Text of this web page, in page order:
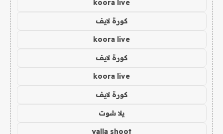
koora live
كورة لايف
koora live
كورة لايف
koora live
كورة لايف
يلا شوت
yalla shoot